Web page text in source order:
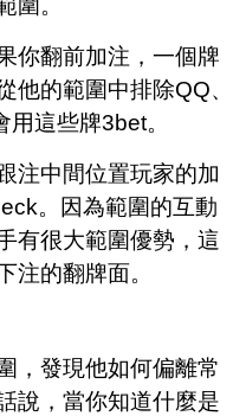
你翻前加注，一個牌
他的範圍中排除QQ、
這些牌3bet。
注中間位置玩家的加
。因為範圍的互動
很大範圍優勢，這
注的翻牌面。
，發現他如何偏離常
說，當你知道什麼是